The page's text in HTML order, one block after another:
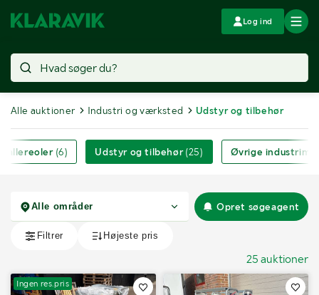
Log ind
Alle auktioner Industri og værksted Udstyr og tilbehør
Pallereoler (6) Udstyr og tilbehør (25) Øvrige
Opret søgeagent
25 auktioner
Ingen res.pris